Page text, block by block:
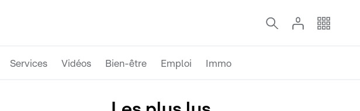
Services Vidéos Bien-être Emploi Immo